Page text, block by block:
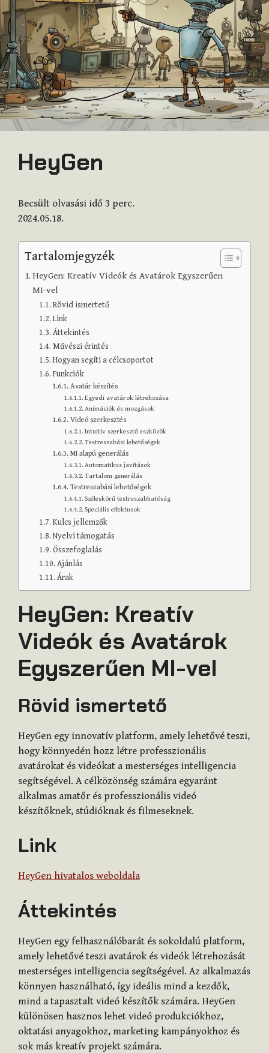
HeyGen
Becsült olvasási idő 3 perc.
2024.05.18.
Tartalomjegyzék
HeyGen: Kreatív Videók és Avatárok Egyszerűen
MI-vel
Rövid ismertető
Link
Áttekintés
Művészi érintés
Hogyan segíti a célcsoportot
Funkciók
Avatár készítés
Egyedi avatárok létrehozása
Animációk és mozgások
Videó szerkesztés
Intuitív szerkesztő eszközök
Testreszabási lehetőségek
MI alapú generálás
Automatikus javítások
Tartalom generálás
Testreszabási lehetőségek
Széleskörű testreszabhatóság
Speciális effektusok
Kulcs jellemzők
Nyelvi támogatás
Összefoglalás
Ajánlás
Árak
HeyGen: Kreatív
Videók és Avatárok
Egyszerűen MI-vel
Rövid ismertető
HeyGen egy innovatív platform, amely lehetővé teszi,
hogy könnyedén hozz létre professzionális
avatárokat és videókat a mesterséges intelligencia
segítségével. A célközönség számára egyaránt
alkalmas amatőr és professzionális videó
készítőknek, stúdióknak és filmeseknek.
Link
HeyGen hivatalos weboldala
Áttekintés
HeyGen egy felhasználóbarát és sokoldalú platform,
amely lehetővé teszi avatárok és videók létrehozását
mesterséges intelligencia segítségével. Az alkalmazás
könnyen használható, így ideális mind a kezdők,
mind a tapasztalt videó készítők számára. HeyGen
különösen hasznos lehet videó produkciókhoz,
oktatási anyagokhoz, marketing kampányokhoz és
sok más kreatív projekt számára.